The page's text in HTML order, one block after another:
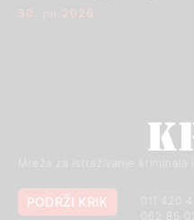
30. jul 2026.
Mreža za istraživanje kriminala i
011 420
PODRŽI KRIK